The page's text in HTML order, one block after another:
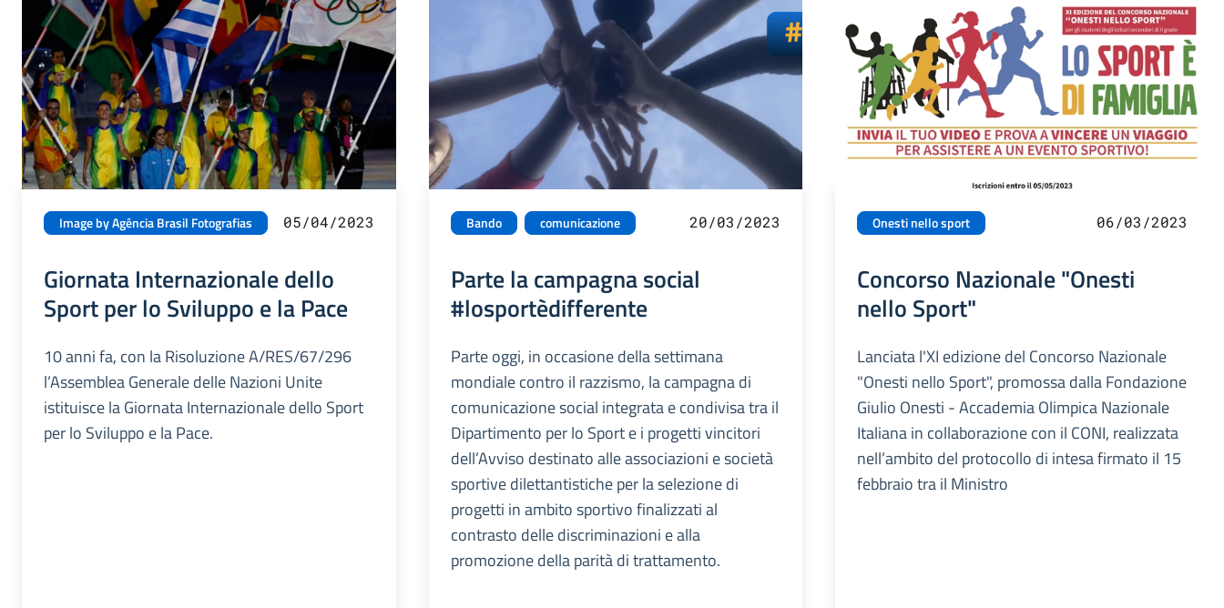
Image by Agência Brasil Fotografias 05/04/2023
Giornata Internazionale dello
Sport per lo Sviluppo e la Pace
10 anni fa, con la Risoluzione A/RES/67/296
l’Assemblea Generale delle Nazioni Unite
istituisce la Giornata Internazionale dello Sport
per lo Sviluppo e la Pace.
Bando comunicazione 20/03/2023
Parte la campagna social
#losportèdifferente
Parte oggi, in occasione della settimana
mondiale contro il razzismo, la campagna di
comunicazione social integrata e condivisa tra il
Dipartimento per lo Sport e i progetti vincitori
dell’Avviso destinato alle associazioni e società
sportive dilettantistiche per la selezione di
progetti in ambito sportivo finalizzati al
contrasto delle discriminazioni e alla
promozione della parità di trattamento.
Onesti nello sport 06/03/2023
Concorso Nazionale "Onesti
nello Sport"
Lanciata l'XI edizione del Concorso Nazionale
"Onesti nello Sport", promossa dalla Fondazione
Giulio Onesti - Accademia Olimpica Nazionale
Italiana in collaborazione con il CONI, realizzata
nell’ambito del protocollo di intesa firmato il 15
febbraio tra il Ministro